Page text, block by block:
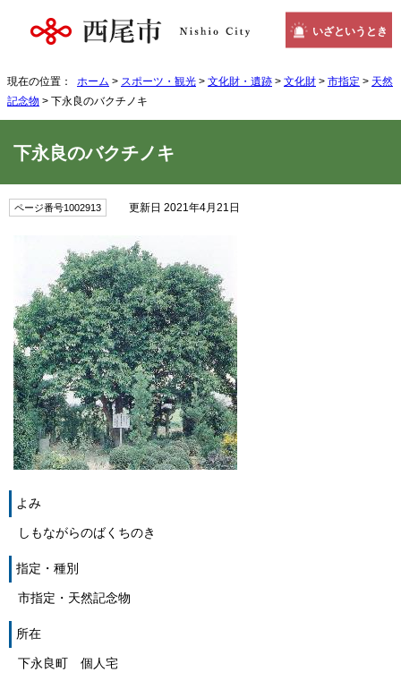
いざというとき
現在の位置： ホーム > スポーツ・観光 > 文化財・遺跡 > 文化財 > 市指定 > 天然
記念物 > 下永良のバクチノキ
下永良のバクチノキ
ページ番号1002913 更新日 2021年4月21日
よみ
しもながらのばくちのき
指定・種別
市指定・天然記念物
所在
下永良町 個人宅